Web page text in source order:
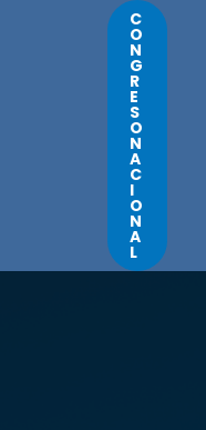
C
O
N
G
R
E
S
O
N
A
C
I
O
N
A
L